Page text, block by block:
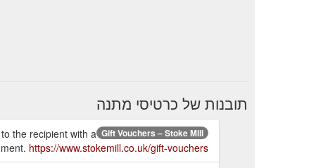
תובנות של כרטיסי מתנה
Gift Vouchers – Stoke Mill
the recipient with a
https://www.stokemill.co.uk/gift-vouchers/